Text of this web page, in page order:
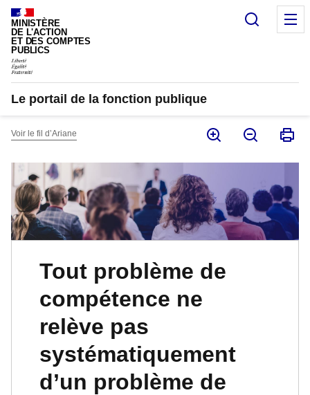
Panneau de gestion des cookies
MINISTÈRE
DE L'ACTION
ET DES COMPTES
PUBLICS
Le portail de la fonction publique
Voir le fil d’Ariane
Tout problème de
compétence ne
relève pas
systématiquement
d’un problème de